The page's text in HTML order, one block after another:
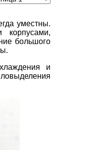
уместны.
большого
и